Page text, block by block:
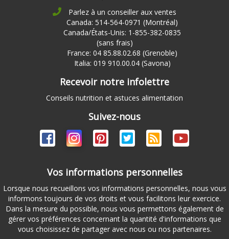
Parlez à un conseiller aux ventes
Canada: 514-564-0971 (Montréal)
Canada/États-Unis: 1-855-382-0835
(sans frais)
France: 04 85.88.02.68 (Grenoble)
Italia: 019 910.00.04 (Savona)
Recevoir notre infolettre
Conseils nutrition et astuces alimentation
Suivez-nous
Vos informations personnelles
Lorsque nous recueillons vos informations personnelles, nous vous
informons toujours de vos droits et vous facilitons leur exercice.
Dans la mesure du possible, nous vous permettons également de
gérer vos préférences concernant la quantité d'informations que
vous choisissez de partager avec nous ou nos partenaires.